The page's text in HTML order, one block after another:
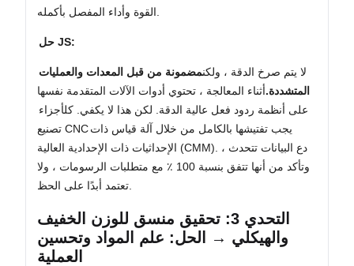
حل JS:
لا يتم صرخ الدقة ، ولكنمضمونة من قبل المعدات والعمليات
المتشددة.أثناء المعالجة ، تحتوي أدوات الآلات المتقدمة نفسها
على أنظمة ردود فعل عالية الدقة. لكن هذا لا يكفي. كلأجزاء
تصنيع CNCيجب تفتيشها بالكامل من خلال آلة قياس ذات
الإحداثيات ذات الإحدادية العالية (CMM). دع البيانات تتحدث ،
وتأكد من أنها تتفق بنسبة 100 ٪ مع متطلبات الرسومات ، ولا
التحدي 3: تحقيق منسق للوزن الخفيف
والهيكلي → الحل: علم المواد وتحسين
العملية